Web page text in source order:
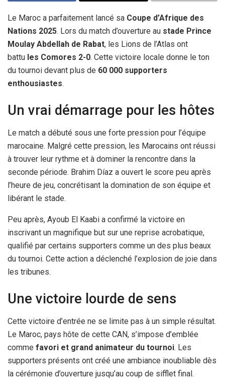
Le Maroc a parfaitement lancé sa Coupe d’Afrique des
Nations 2025. Lors du match d’ouverture au stade Prince
Moulay Abdellah de Rabat, les Lions de l’Atlas ont
battu les Comores 2-0. Cette victoire locale donne le ton
du tournoi devant plus de 60 000 supporters
enthousiastes.
Un vrai démarrage pour les hôtes
Le match a débuté sous une forte pression pour l’équipe
marocaine. Malgré cette pression, les Marocains ont réussi
à trouver leur rythme et à dominer la rencontre dans la
seconde période. Brahim Díaz a ouvert le score peu après
l’heure de jeu, concrétisant la domination de son équipe et
libérant le stade.
Peu après, Ayoub El Kaabi a confirmé la victoire en
inscrivant un magnifique but sur une reprise acrobatique,
qualifié par certains supporters comme un des plus beaux
du tournoi. Cette action a déclenché l’explosion de joie dans
les tribunes.
Une victoire lourde de sens
Cette victoire d’entrée ne se limite pas à un simple résultat.
Le Maroc, pays hôte de cette CAN, s’impose d’emblée
comme favori et grand animateur du tournoi. Les
supporters présents ont créé une ambiance inoubliable dès
la cérémonie d’ouverture jusqu’au coup de sifflet final.